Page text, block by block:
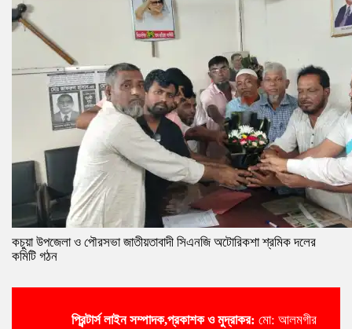
কচুয়া উপজেলা ও পৌরসভা জাতীয়তাবাদী সিএনজি অটোরিকশা শ্রমিক দলের
কমিটি গঠন
প্রিন্টার্স লাইন সম্পাদক,প্রকাশক ও মুদ্রাকর: মো: আলমগীর